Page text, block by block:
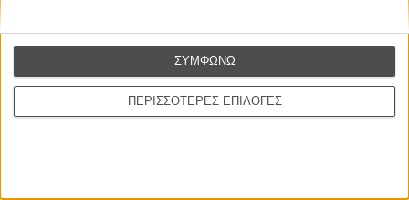
ΠΕΡΙΣΣΟΤΕΡΕΣ ΕΠΙΛΟΓΕΣ
ΣΥΜΦΩΝΩ